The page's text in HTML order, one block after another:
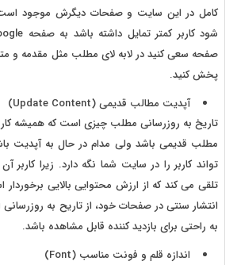
کامل در این سایت و صفحات دیگرش موجود
صفحه سعی کنید در لابه لای مطلب مثل مقدمه و
پخش کنید.
آپدیت مطالب قدیمی (Update Content)
تاریخ به روزرسانی مطلب چیزی است که همیشه
مطلب قدیمی باشد ولی مدام در حال به آپدیت
تواند کاربر را در سایت شما نگه دارد. زیرا کاربر
تلقی می کند که از ارزش محتوایی بالایی
انتشار سنتی در صفحات خود، از تاریح به
به راحتی برای بازدید کننده قابل مشاهده باشد.
اندازه قلم و فونت مناسب (Font)